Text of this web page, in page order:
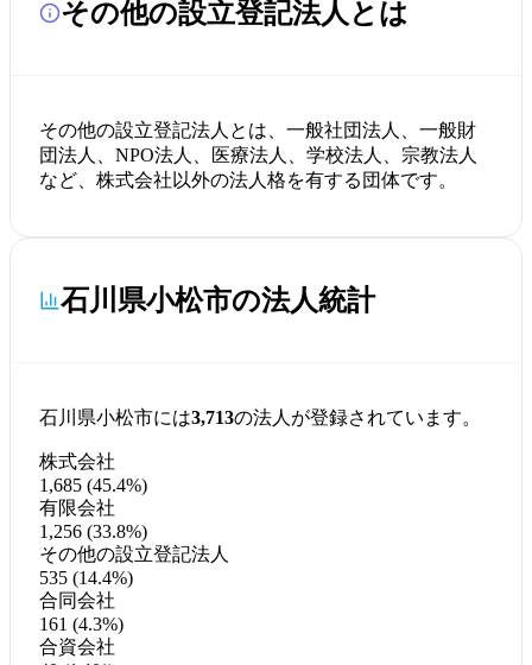
その他の設立登記法人とは
その他の設立登記法人とは、一般社団法人、一般財
団法人、NPO法人、医療法人、学校法人、宗教法人
など、株式会社以外の法人格を有する団体です。
石川県小松市の法人統計
石川県小松市には3,713の法人が登録されています。
株式会社
1,685 (45.4%)
有限会社
1,256 (33.8%)
その他の設立登記法人
535 (14.4%)
合同会社
161 (4.3%)
合資会社